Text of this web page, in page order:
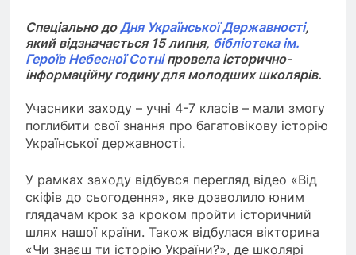
Спеціально доДня Української Державності,
який відзначається 15 липня, бібліотека ім.
Героїв Небесної Сотніпровела історично-
інформаційну годину для молодших школярів.
Учасники заходу – учні 4-7 класів – мали змогу
поглибити свої знання про багатовікову історію
Української державності.
У рамках заходу відбувся перегляд відео «Від
скіфів до сьогодення», яке дозволило юним
глядачам крок за кроком пройти історичний
шлях нашої країни. Також відбулася вікторина
«Чи знаєш ти історію України?», де школярі